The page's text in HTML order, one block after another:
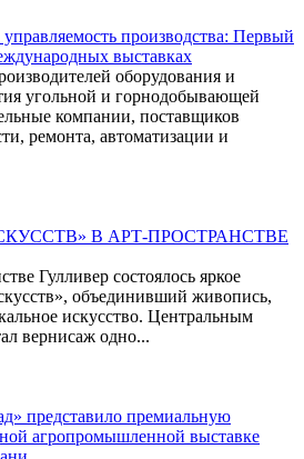
производства: Первый
выставках
оборудования и
угольной и горнодобывающей
компании, поставщиков
ремонта, автоматизации и
В АРТ-ПРОСТРАНСТВЕ
Гулливер состоялось яркое
объединивший живопись,
искусство. Центральным
вернисаж одно...
представило премиальную
агропромышленной выставке